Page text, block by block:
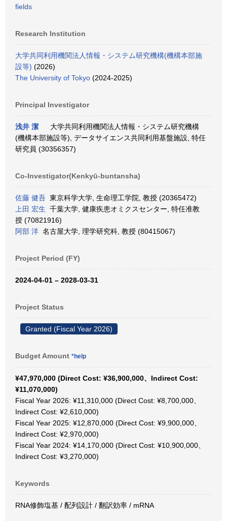
fields
Research Institution
大学共同利用機関法人情報・システム研究機構(機構本部施
設等) (2026)
The University of Tokyo (2024-2025)
Principal Investigator
浅井 潔
大学共同利用機関法人情報・システム研究機構
(機構本部施設等), データサイエンス共同利用基盤施設, 特任
研究員 (30356357)
Co-Investigator(Kenkyū-buntansha)
佐藤 健吾 東京科学大学, 生命理工学院, 教授 (20365472)
上田 宏生 千葉大学, 健康疾患オミクスセンター, 特任准教
授 (70821916)
阿部 洋 名古屋大学, 理学研究科, 教授 (80415067)
Project Period (FY)
2024-04-01 – 2028-03-31
Project Status
Granted (Fiscal Year 2026)
Budget Amount *help
¥47,970,000 (Direct Cost: ¥36,900,000、Indirect Cost:
¥11,070,000)
Fiscal Year 2026: ¥11,310,000 (Direct Cost: ¥8,700,000、
Indirect Cost: ¥2,610,000)
Fiscal Year 2025: ¥12,870,000 (Direct Cost: ¥9,900,000、
Indirect Cost: ¥2,970,000)
Fiscal Year 2024: ¥14,170,000 (Direct Cost: ¥10,900,000、
Indirect Cost: ¥3,270,000)
Keywords
RNA修飾塩基 / 配列設計 / 翻訳効率 / mRNA